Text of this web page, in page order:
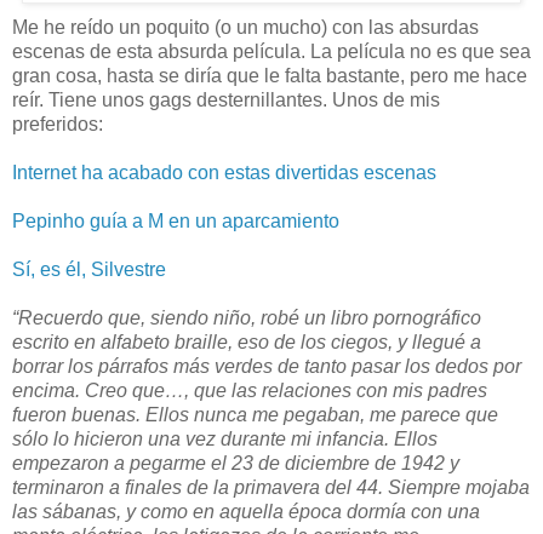
Me he reído un poquito (o un mucho) con las absurdas
escenas de esta absurda película. La película no es que sea
gran cosa, hasta se diría que le falta bastante, pero me hace
reír. Tiene unos gags desternillantes. Unos de mis
preferidos:
Internet ha acabado con estas divertidas escenas
Pepinho guía a M en un aparcamiento
Sí, es él, Silvestre
“Recuerdo que, siendo niño, robé un libro pornográfico
escrito en alfabeto braille, eso de los ciegos, y llegué a
borrar los párrafos más verdes de tanto pasar los dedos por
encima. Creo que…, que las relaciones con mis padres
fueron buenas. Ellos nunca me pegaban, me parece que
sólo lo hicieron una vez durante mi infancia. Ellos
empezaron a pegarme el 23 de diciembre de 1942 y
terminaron a finales de la primavera del 44. Siempre mojaba
las sábanas, y como en aquella época dormía con una